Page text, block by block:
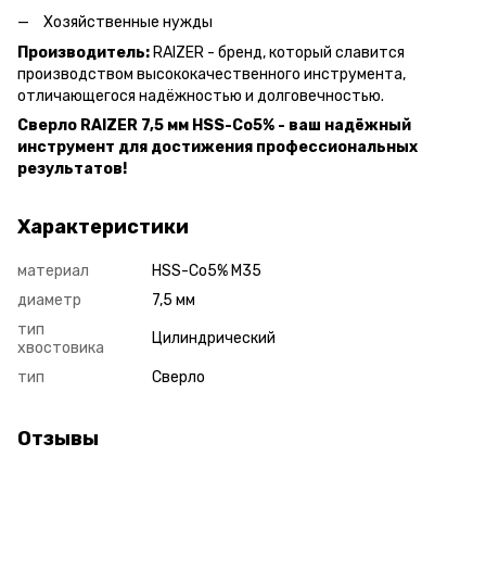
Хозяйственные нужды
Производитель: RAIZER - бренд, который славится
производством высококачественного инструмента,
отличающегося надёжностью и долговечностью.
Сверло RAIZER 7,5 мм HSS-Co5% - ваш надёжный
инструмент для достижения профессиональных
результатов!
Характеристики
материал
HSS-Co5% M35
диаметр
7,5 мм
тип
хвостовика
Цилиндрический
тип Сверло
Отзывы